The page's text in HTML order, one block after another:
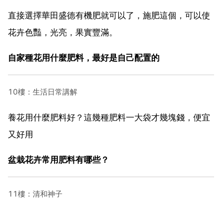
直接選擇華田盛德有機肥就可以了，施肥這個，可以使
花卉色豔，光亮，果實豐滿。
自家種花用什麼肥料，最好是自己配置的
10樓：生活日常講解
養花用什麼肥料好？這幾種肥料一大袋才幾塊錢，便宜
又好用
盆栽花卉常用肥料有哪些？
11樓：清和神子